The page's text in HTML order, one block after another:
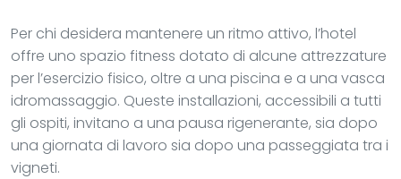
Per chi desidera mantenere un ritmo attivo, l’hotel
offre uno spazio fitness dotato di alcune attrezzature
per l’esercizio fisico, oltre a una piscina e a una vasca
idromassaggio. Queste installazioni, accessibili a tutti
gli ospiti, invitano a una pausa rigenerante, sia dopo
una giornata di lavoro sia dopo una passeggiata tra i
vigneti.